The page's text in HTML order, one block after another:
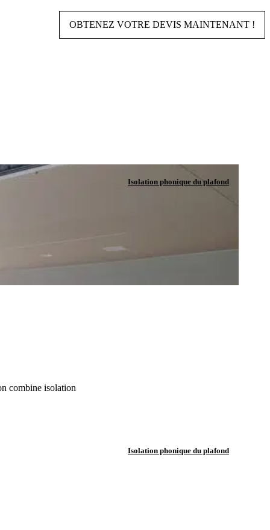
OBTENEZ VOTRE DEVIS MAINTENANT !
Isolation phonique du plafond
combine isolation
Isolation phonique du plafond